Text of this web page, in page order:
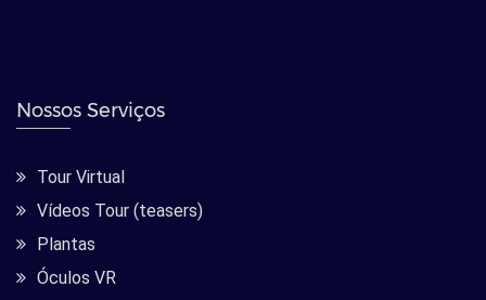
Nossos Serviços
Tour Virtual
Vídeos Tour (teasers)
Plantas
Óculos VR